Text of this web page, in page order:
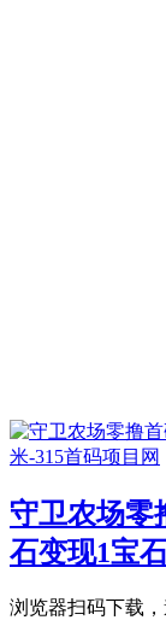
守卫农场零
石变现1宝
浏览器扫码下载，